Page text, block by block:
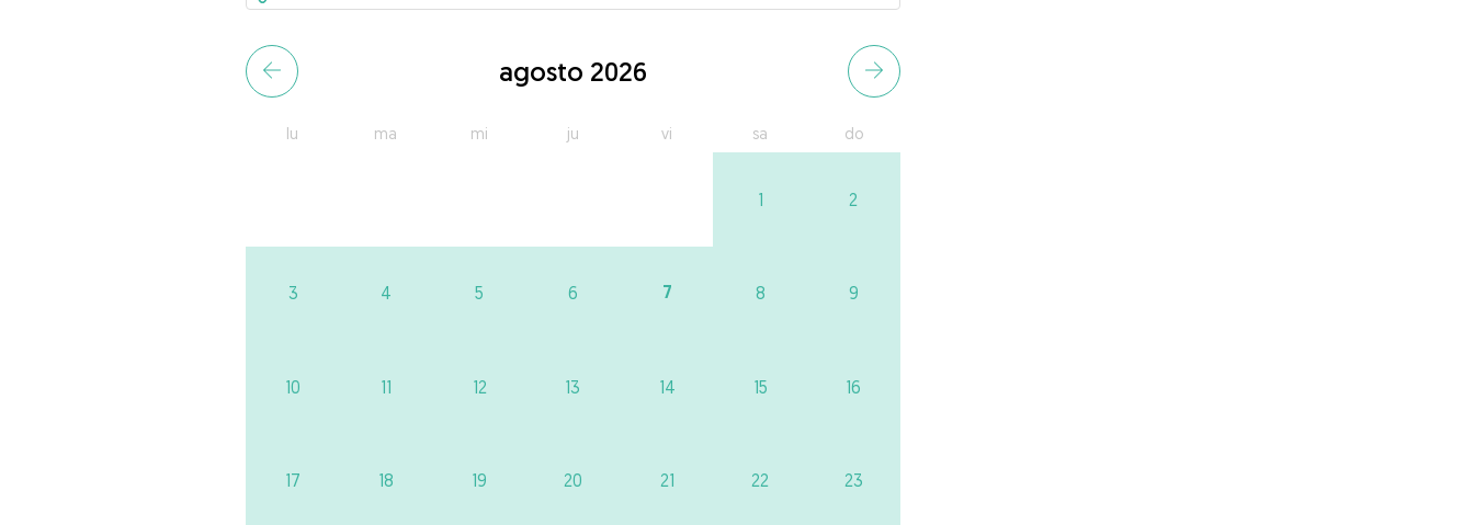
agosto 2026
lu ma mi ju vi sa do
1 2
3 4 5 6 7 8 9
10 11 12 13 14 15 16
17 18 19 20 21 22 23